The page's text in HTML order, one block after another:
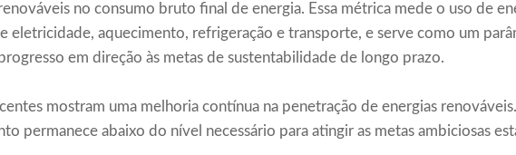
​​no consumo bruto final de energia. Essa métrica mede o uso de
eletricidade, aquecimento, refrigeração e transporte, e serve como um
em direção às metas de sustentabilidade de longo prazo.
mostram uma melhoria contínua na penetração de energias
permanece abaixo do nível necessário para atingir as metas ambiciosas